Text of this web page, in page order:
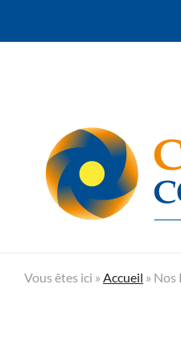
Vous êtes ici » Accueil » Nos